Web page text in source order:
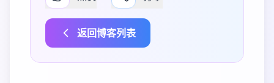
返回博客列表